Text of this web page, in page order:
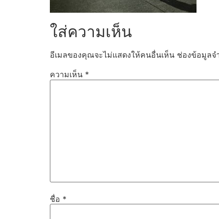
ใส่ความเห็น
อีเมลของคุณจะไม่แสดงให้คนอื่นเห็น ช่องข้อมูลจ
ความเห็น *
ชื่อ *